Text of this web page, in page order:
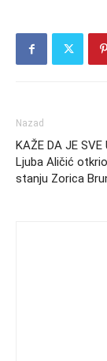
Nazad
KAŽE DA JE SVE
Ljuba Aličić
stanju Zorica